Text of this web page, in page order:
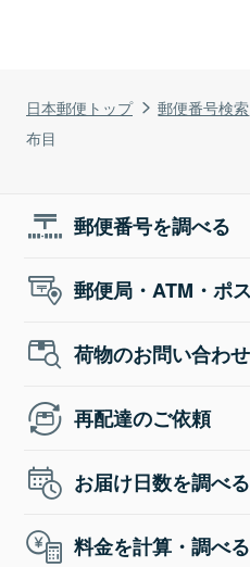
日本郵便トップ 郵便番号検索
布目
郵便番号を調べる
郵便局・ATM・ポ
荷物のお問い合わせ
再配達のご依頼
お届け日数を調べる
料金を計算・調べる